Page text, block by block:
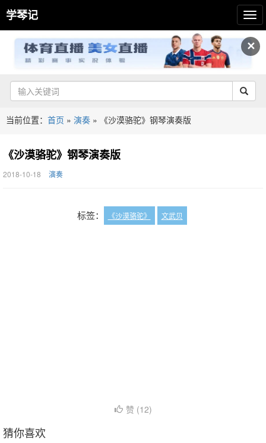
✕
学琴记
当前位置： 首页 » 演奏 » 《沙漠骆驼》钢琴演奏版
《沙漠骆驼》钢琴演奏版
2018-10-18 演奏
标签： 《沙漠骆驼》 文武贝
赞 (12)
猜你喜欢